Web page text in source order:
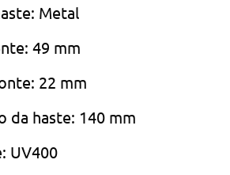
Metal
49 mm
22 mm
da haste: 140 mm
UV400